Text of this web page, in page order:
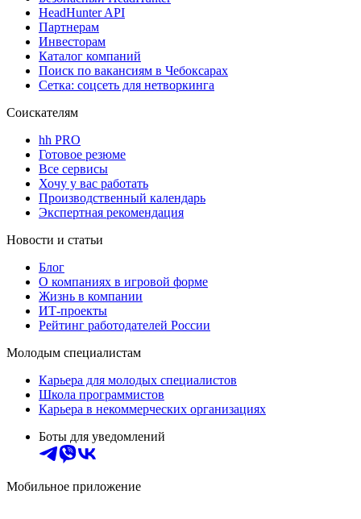
HeadHunter API
Партнерам
Инвесторам
Каталог компаний
Поиск по вакансиям в Чебоксарах
Сетка: соцсеть для нетворкинга
Соискателям
hh PRO
Готовое резюме
Все сервисы
Хочу у вас работать
Производственный календарь
Экспертная рекомендация
Новости и статьи
Блог
О компаниях в игровой форме
Жизнь в компании
ИТ-проекты
Рейтинг работодателей России
Молодым специалистам
Карьера для молодых специалистов
Школа программистов
Карьера в некоммерческих организациях
Боты для уведомлений
Мобильное приложение